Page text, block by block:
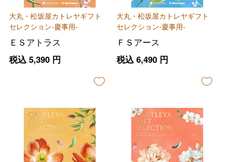
大丸・松坂屋カトレヤギフト
セレクション-慶事用-
ＥＳアトラス
税込 5,390円
大丸・松坂屋カトレヤギフト
セレクション-慶事用-
ＦＳアース
税込 6,490円